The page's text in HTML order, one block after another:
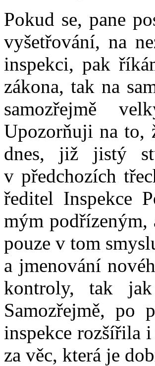
Pokud se, pane
vyšetřování, na
inspekci, pak
zákona, tak na
samozřejmě
Upozorňuji na to,
dnes, již jistý
v předchozích
ředitel Inspekce
mým podřízeným,
pouze v tom
a jmenování
kontroly, tak
Samozřejmě, po
inspekce rozšířila
za věc, která je